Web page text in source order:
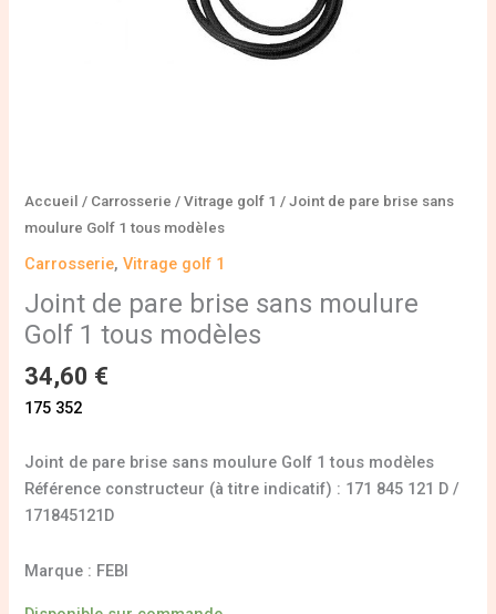
Accueil / Carrosserie /Vitrage golf 1 / Joint de pare brise sans
moulure Golf 1 tous modèles
Carrosserie,Vitrage golf 1
Joint de pare brise sans moulure
Golf 1 tous modèles
34,60 €
175 352
Joint de pare brise sans moulure Golf 1 tous modèles
Référence constructeur (à titre indicatif) : 171 845 121 D /
171845121D
Marque : FEBI